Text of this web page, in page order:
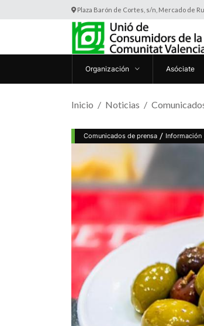
Plaza Barón de Cortes, s/n, Mercado de
Organización Asóciate
Inicio Noticias
Comunicados de prensa / Información